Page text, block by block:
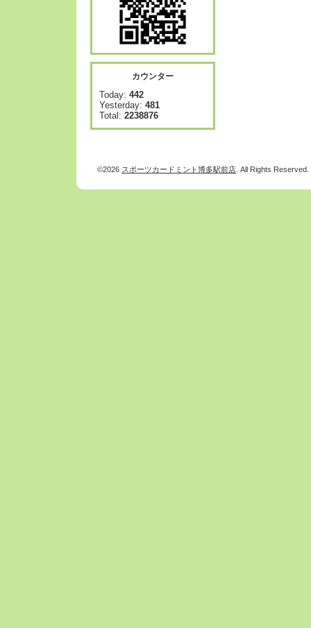
カウンター
Today: 442
Yesterday: 481
Total: 2238876
©2026 スポーツカードミント博多駅前店 . All Rights Reserved.